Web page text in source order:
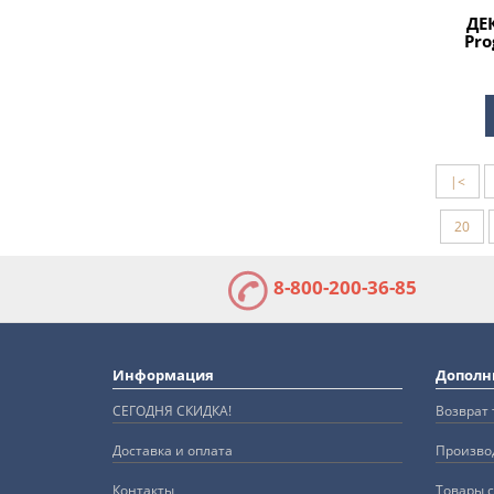
|<
20
8-800-200-36-85
Информация
СЕГОДНЯ СКИДКА!
Доставка и оплата
Контакты
Возврат
Товары